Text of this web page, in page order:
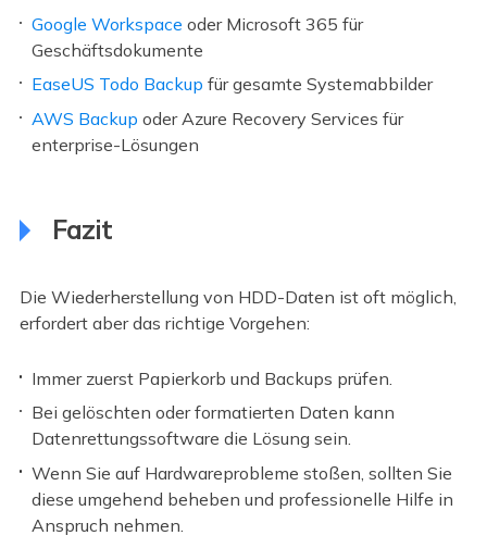
Google Workspace oder Microsoft 365 für
Geschäftsdokumente
EaseUS Todo Backup für gesamte Systemabbilder
AWS Backup oder Azure Recovery Services für
enterprise-Lösungen
Fazit
Die Wiederherstellung von HDD-Daten ist oft möglich,
erfordert aber das richtige Vorgehen:
Immer zuerst Papierkorb und Backups prüfen.
Bei gelöschten oder formatierten Daten kann
Datenrettungssoftware die Lösung sein.
Wenn Sie auf Hardwareprobleme stoßen, sollten Sie
diese umgehend beheben und professionelle Hilfe in
Anspruch nehmen.